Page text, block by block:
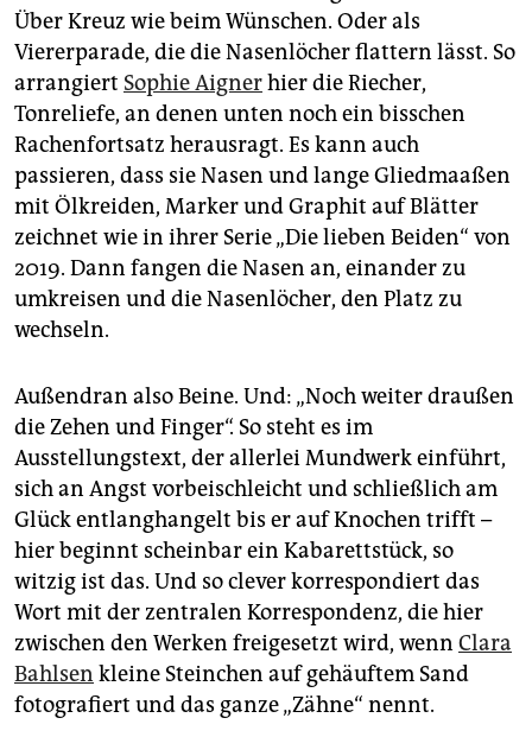
Über Kreuz wie beim Wünschen. Oder als
Viererparade, die die Nasenlöcher flattern lässt. So
arrangiert Sophie Aignerhier die Riecher,
Tonreliefe, an denen unten noch ein bisschen
Rachenfortsatz herausragt. Es kann auch
passieren, dass sie Nasen und lange Gliedmaaßen
mit Ölkreiden, Marker und Graphit auf Blätter
zeichnet wie in ihrer Serie „Die lieben Beiden“ von
2019. Dann fangen die Nasen an, einander zu
umkreisen und die Nasenlöcher, den Platz zu
wechseln.
Außendran also Beine. Und: „Noch weiter draußen
die Zehen und Finger“. So steht es im
Ausstellungstext, der allerlei Mundwerk einführt,
sich an Angst vorbeischleicht und schließlich am
Glück entlanghangelt bis er auf Knochen trifft –
hier beginnt scheinbar ein Kabarettstück, so
witzig ist das. Und so clever korrespondiert das
Wort mit der zentralen Korrespondenz, die hier
zwischen den Werken freigesetzt wird, wenn Clara
Bahlsen kleine Steinchen auf gehäuftem Sand
fotografiert und das ganze „Zähne“ nennt.